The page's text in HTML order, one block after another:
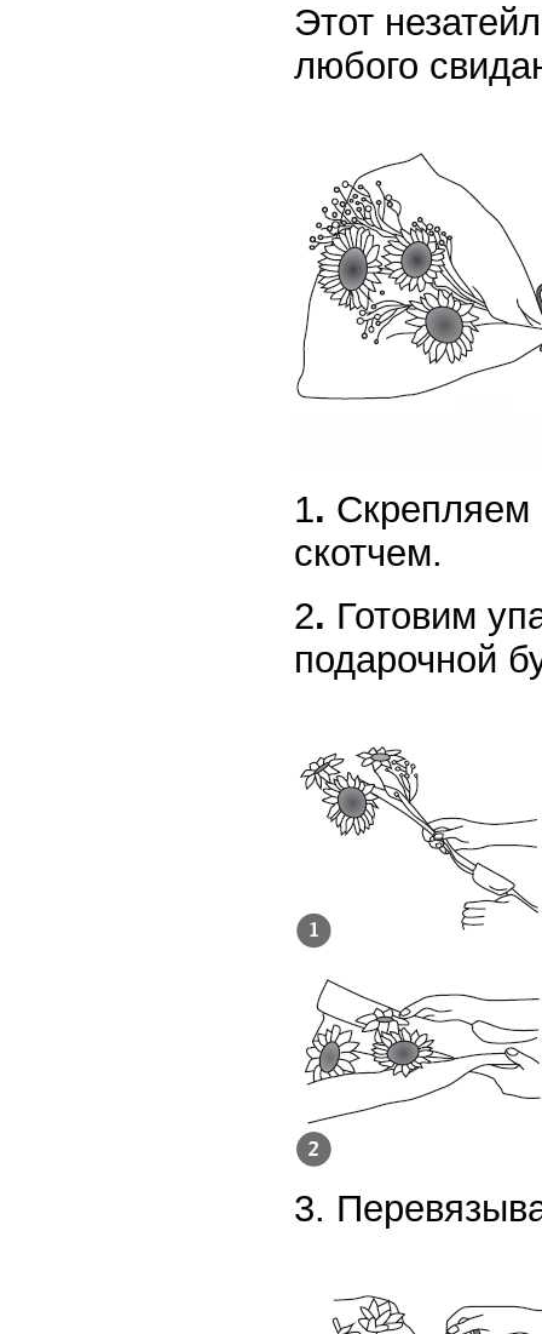
Этот
любого
1. Скрепляем
скотчем.
2. Готовим
подарочной
3.